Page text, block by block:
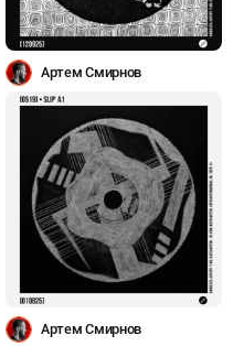
Артем Смирнов
Артем Смирнов